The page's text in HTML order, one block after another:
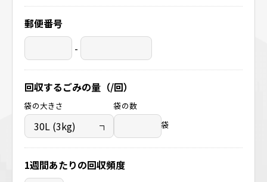
郵便番号
-
回収するごみの量（/回）
袋の大きさ
袋の数
袋
1週間あたりの回収頻度